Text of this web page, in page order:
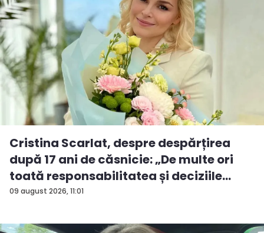
09 august 2026, 11:01
Cristina Scarlat, despre despărțirea
după 17 ani de căsnicie: „De multe ori
toată responsabilitatea și deciziile
erau...